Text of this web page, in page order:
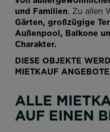
und Familien. Zu allen
Gärten, großzügige
Außenpool, Balkone
Charakter.
DIESE OBJEKTE
MIETKAUF
ALLE
AUF EINEN